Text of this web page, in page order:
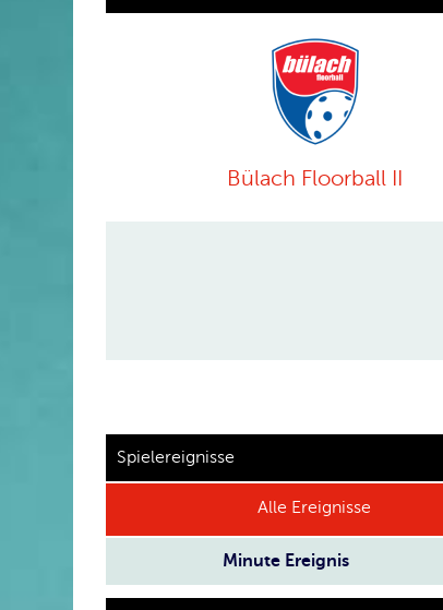
Bülach Floorball II
Spielereignisse
Alle Ereignisse
Minute Ereignis